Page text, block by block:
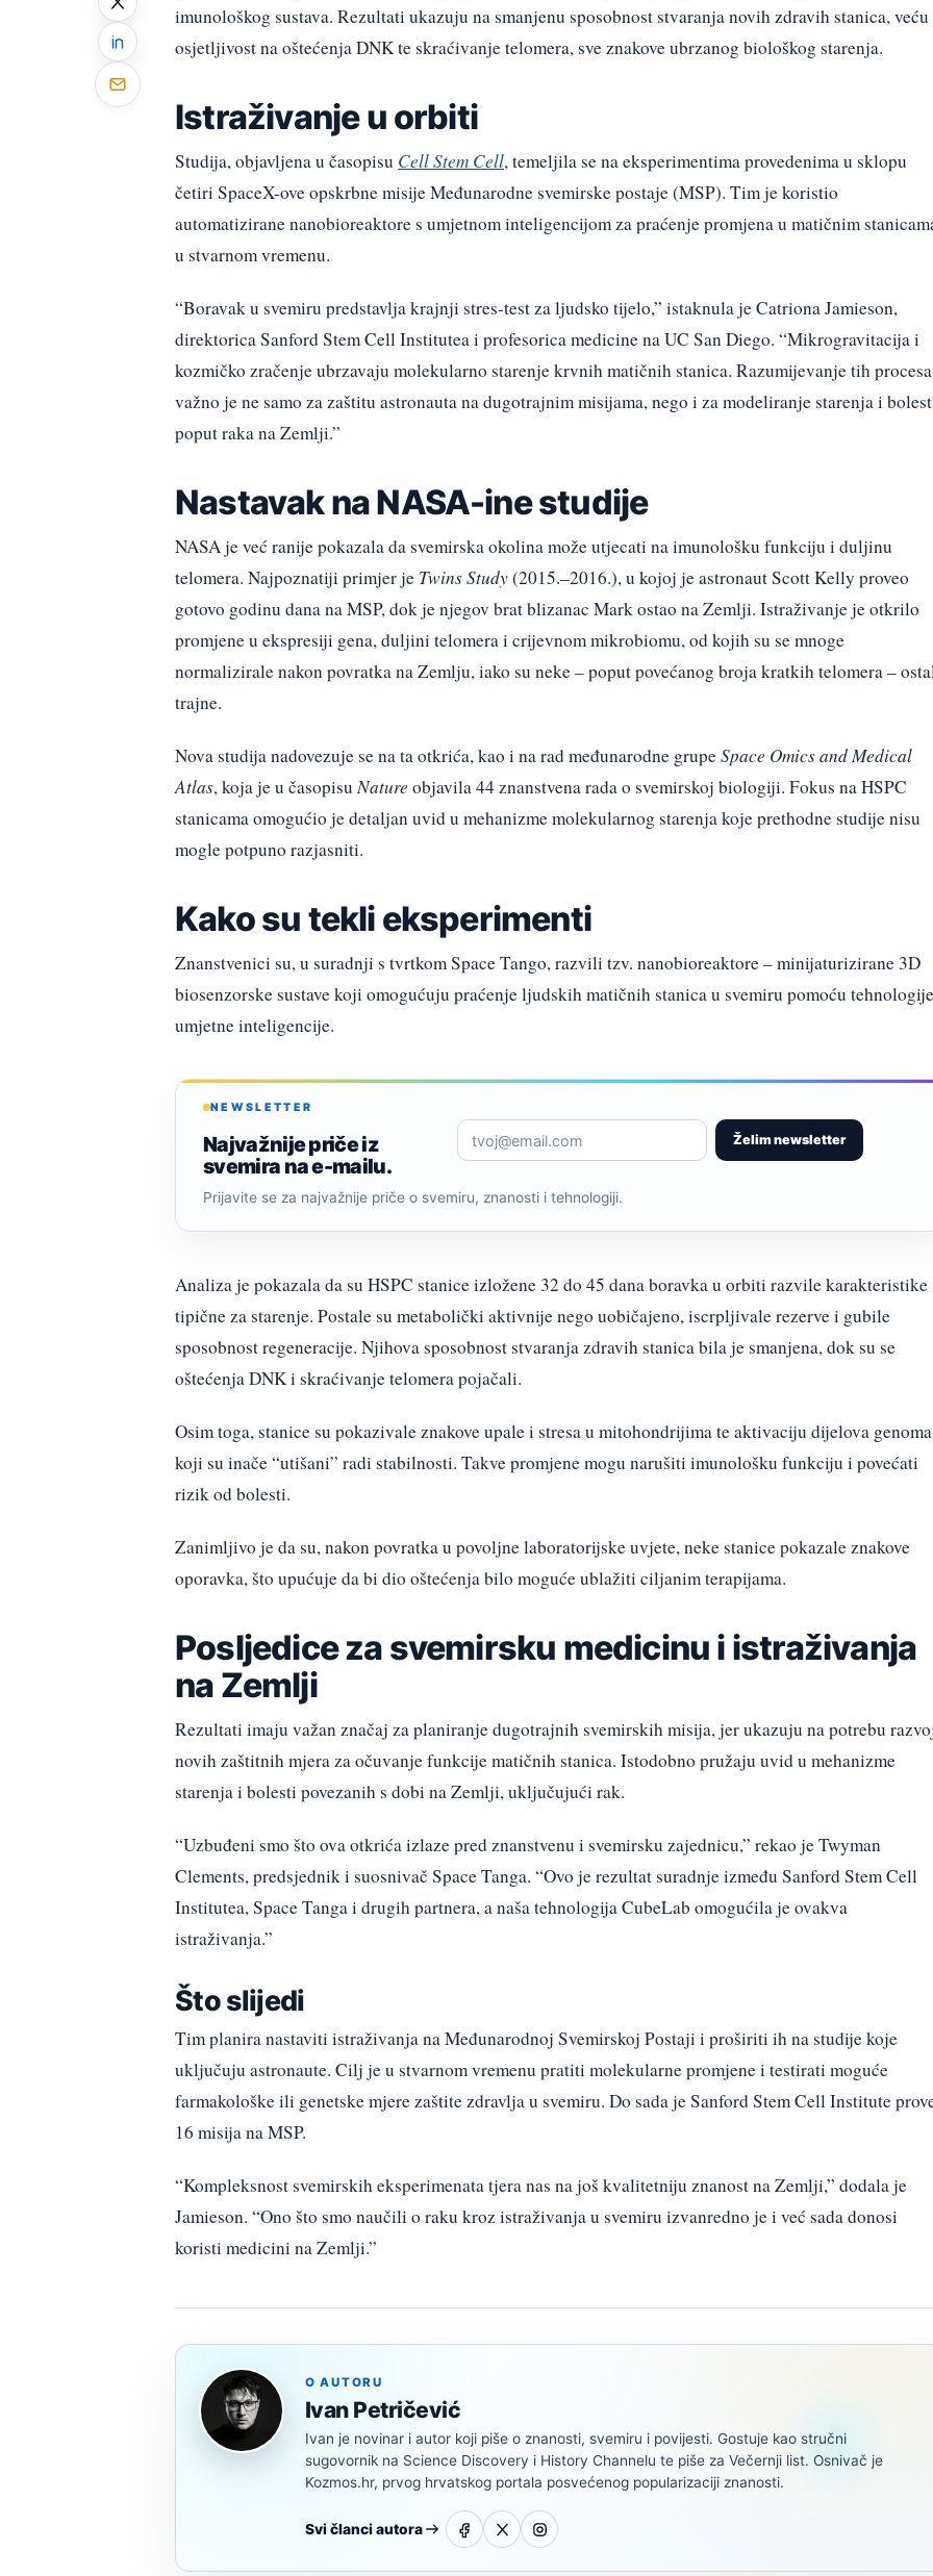
imunološkog sustava. Rezultati ukazuju na smanjenu sposobnost stvaranja novih zdravih stanica, veću
osjetljivost na oštećenja DNK te skraćivanje telomera, sve znakove ubrzanog biološkog starenja.
Istraživanje u orbiti
Studija, objavljena u časopisu Cell Stem Cell, temeljila se na eksperimentima provedenima u sklopu
četiri SpaceX-ove opskrbne misije Međunarodne svemirske postaje (MSP). Tim je koristio
automatizirane nanobioreaktore s umjetnom inteligencijom za praćenje promjena u matičnim
u stvarnom vremenu.
“Boravak u svemiru predstavlja krajnji stres-test za ljudsko tijelo,” istaknula je Catriona Jamieson,
direktorica Sanford Stem Cell Institutea i profesorica medicine na UC San Diego. “Mikrogravitacija i
kozmičko zračenje ubrzavaju molekularno starenje krvnih matičnih stanica. Razumijevanje tih procesa
važno je ne samo za zaštitu astronauta na dugotrajnim misijama, nego i za modeliranje starenja i
poput raka na Zemlji.”
Nastavak na NASA-ine studije
NASA je već ranije pokazala da svemirska okolina može utjecati na imunološku funkciju i duljinu
telomera. Najpoznatiji primjer je Twins Study(2015.–2016.), u kojoj je astronaut Scott Kelly proveo
gotovo godinu dana na MSP, dok je njegov brat blizanac Mark ostao na Zemlji. Istraživanje je otkrilo
promjene u ekspresiji gena, duljini telomera i crijevnom mikrobiomu, od kojih su se mnoge
normalizirale nakon povratka na Zemlju, iako su neke – poput povećanog broja kratkih telomera –
trajne.
Nova studija nadovezuje se na ta otkrića, kao i na rad međunarodne grupeSpace Omics and Medical
Atlas, koja je u časopisuNature objavila 44 znanstvena rada o svemirskoj biologiji. Fokus na HSPC
stanicama omogućio je detaljan uvid u mehanizme molekularnog starenja koje prethodne studije nisu
mogle potpuno razjasniti.
Kako su tekli eksperimenti
Znanstvenici su, u suradnji s tvrtkom Space Tango, razvili tzv. nanobioreaktore – minijaturizirane 3D
biosenzorske sustave koji omogućuju praćenje ljudskih matičnih stanica u svemiru pomoću tehnologije
umjetne inteligencije.
NEWSLETTER
Najvažnije priče iz
svemira na e-mailu.
Želim newsletter
Prijavite se za najvažnije priče o svemiru, znanosti i tehnologiji.
Analiza je pokazala da su HSPC stanice izložene 32 do 45 dana boravka u orbiti razvile karakteristike
tipične za starenje. Postale su metabolički aktivnije nego uobičajeno, iscrpljivale rezerve i gubile
sposobnost regeneracije. Njihova sposobnost stvaranja zdravih stanica bila je smanjena, dok su se
oštećenja DNK i skraćivanje telomera pojačali.
Osim toga, stanice su pokazivale znakove upale i stresa u mitohondrijima te aktivaciju dijelova genoma
koji su inače “utišani” radi stabilnosti. Takve promjene mogu narušiti imunološku funkciju i povećati
rizik od bolesti.
Zanimljivo je da su, nakon povratka u povoljne laboratorijske uvjete, neke stanice pokazale znakove
oporavka, što upućuje da bi dio oštećenja bilo moguće ublažiti ciljanim terapijama.
Posljedice za svemirsku medicinu i istraživanja
na Zemlji
Rezultati imaju važan značaj za planiranje dugotrajnih svemirskih misija, jer ukazuju na potrebu
novih zaštitnih mjera za očuvanje funkcije matičnih stanica. Istodobno pružaju uvid u mehanizme
starenja i bolesti povezanih s dobi na Zemlji, uključujući rak.
“Uzbuđeni smo što ova otkrića izlaze pred znanstvenu i svemirsku zajednicu,” rekao je Twyman
Clements, predsjednik i suosnivač Space Tanga. “Ovo je rezultat suradnje između Sanford Stem Cell
Institutea, Space Tanga i drugih partnera, a naša tehnologija CubeLab omogućila je ovakva
istraživanja.”
Što slijedi
Tim planira nastaviti istraživanja na Međunarodnoj Svemirskoj Postaji i proširiti ih na studije koje
uključuju astronaute. Cilj je u stvarnom vremenu pratiti molekularne promjene i testirati moguće
farmakološke ili genetske mjere zaštite zdravlja u svemiru. Do sada je Sanford Stem Cell Institute
16 misija na MSP.
“Kompleksnost svemirskih eksperimenata tjera nas na još kvalitetniju znanost na Zemlji,” dodala je
Jamieson. “Ono što smo naučili o raku kroz istraživanja u svemiru izvanredno je i već sada donosi
koristi medicini na Zemlji.”
O AUTORU
Ivan Petričević
Ivan je novinar i autor koji piše o znanosti, svemiru i povijesti. Gostuje kao stručni
sugovornik na Science Discovery i History Channelu te piše za Večernji list. Osnivač je
Kozmos.hr, prvog hrvatskog portala posvećenog popularizaciji znanosti.
Svi članci autora